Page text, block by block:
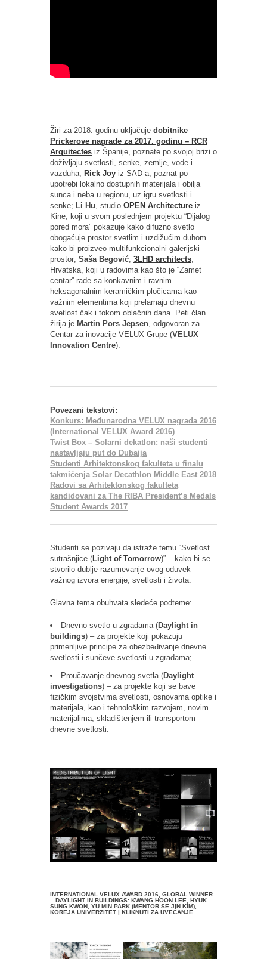
Žiri za 2018. godinu uključuje dobitnike
Prickerove nagrade za 2017. godinu – RCR
Arquitectes iz Španije, poznate po svojoj brizi o
doživljaju svetlosti, senke, zemlje, vode i
vazduha; Rick Joy iz SAD-a, poznat po
upotrebi lokalno dostupnih materijala i obilja
sunca i neba u regionu, uz igru svetlosti i
senke; Li Hu, studio OPEN Architecture iz
Kine, koji u svom poslednjem projektu “Dijalog
pored mora” pokazuje kako difuzno svetlo
obogaćuje prostor svetlim i uzdižućim duhom
kako bi proizveo multifunkcionalni galerijski
prostor; Saša Begović, 3LHD architects,
Hrvatska, koji u radovima kao što je “Zamet
centar” rade sa konkavnim i ravnim
heksagonalnim keramičkim pločicama kao
važnim elementima koji prelamaju dnevnu
svetlost čak i tokom oblačnih dana. Peti član
žirija je Martin Pors Jepsen, odgovoran za
Centar za inovacije VELUX Grupe (VELUX
Innovation Centre).
Povezani tekstovi:
Konkurs: Međunarodna VELUX nagrada 2016
(International VELUX Award 2016)
Twist Box – Solarni dekatlon: naši studenti
nastavljaju put do Dubaija
Studenti Arhitektonskog fakulteta u finalu
takmičenja Solar Decathlon Middle East 2018
Radovi sa Arhitektonskog fakulteta
kandidovani za The RIBA President’s Medals
Student Awards 2017
Studenti se pozivaju da istraže temu “Svetlost
sutrašnjice (Light of Tomorrow)” – kako bi se
stvorilo dublje razumevanje ovog oduvek
važnog izvora energije, svetlosti i života.
Glavna tema obuhvata sledeće podteme:
Dnevno svetlo u zgradama (Daylight in
buildings) – za projekte koji pokazuju
primenljive principe za obezbeđivanje dnevne
svetlosti i sunčeve svetlosti u zgradama;
Proučavanje dnevnog svetla (Daylight
investigations) – za projekte koji se bave
fizičkim svojstvima svetlosti, osnovama optike i
materijala, kao i tehnološkim razvojem, novim
materijalima, skladištenjem ili transportom
dnevne svetlosti.
INTERNATIONAL VELUX AWARD 2016, GLOBAL WINNER
– DAYLIGHT IN BUILDINGS: KWANG HOON LEE, HYUK
SUNG KWON, YU MIN PARK (MENTOR SE JIN KIM),
KOREJA UNIVERZITET | KLIKNUTI ZA UVEĆANJE